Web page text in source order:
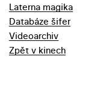
Laterna magika
Databáze šifer
Videoarchiv
Zpět v kinech